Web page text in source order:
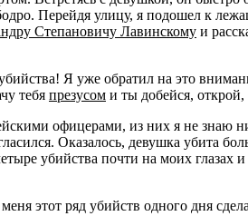
Перейдя улицу, я подошел к
Степановичу Лавинскому и
Я уже обратил на это
тебя презусом и ты добейся, открой,
офицерами, из них я не знаю
Оказалось, девушка убита
убийства почти на моих глазах
этот ряд убийств одного дня